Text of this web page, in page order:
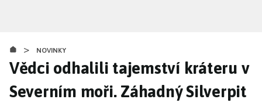
obsahu
> NOVINKY
Vědci odhalili tajemství kráteru v
Severním moři. Záhadný Silverpit